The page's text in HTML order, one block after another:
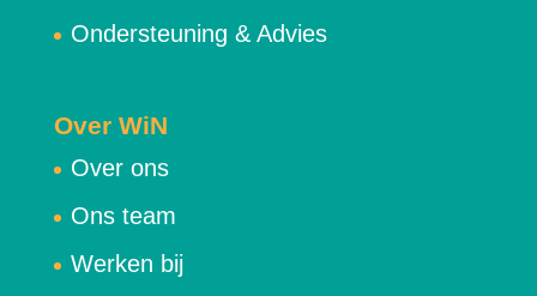
Ondersteuning & Advies
Over WiN
Over ons
Ons team
Werken bij